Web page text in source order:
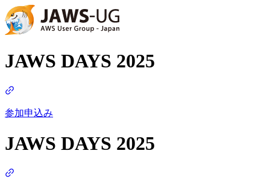
JAWS DAYS 2025
参加申込み
JAWS DAYS 2025